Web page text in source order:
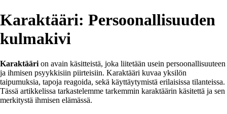
Karaktääri: Persoonallisuuden
kulmakivi
Karaktääri on avain käsitteistä, joka liitetään usein persoonallisuuteen
ja ihmisen psyykkisiin piirteisiin. Karaktääri kuvaa yksilön
taipumuksia, tapoja reagoida, sekä käyttäytymistä erilaisissa tilanteissa.
Tässä artikkelissa tarkastelemme tarkemmin karaktäärin käsitettä ja sen
merkitystä ihmisen elämässä.